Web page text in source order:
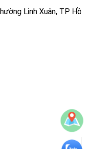
Linh Xuân, TP Hồ